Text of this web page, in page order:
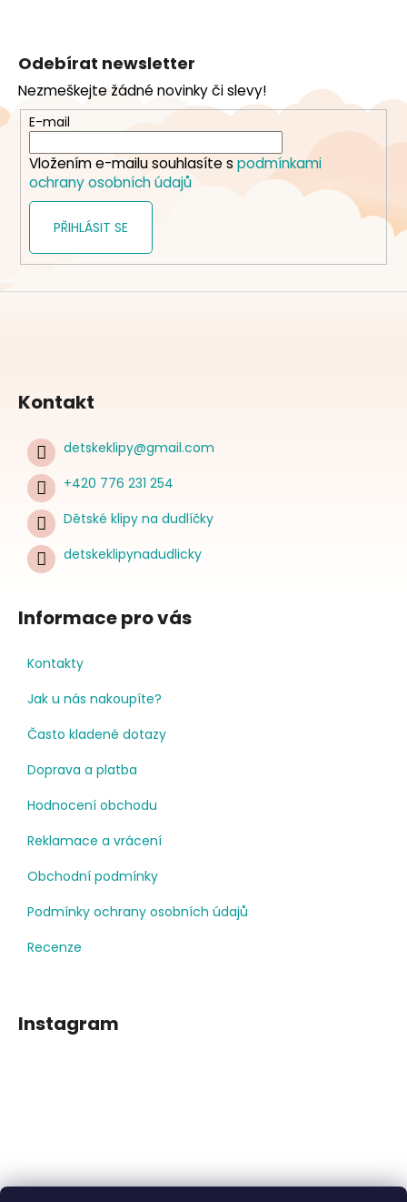
a
t
Odebírat newsletter
Nezmeškejte žádné novinky či slevy!
E-mail
Vložením e-mailu souhlasíte s podmínkami
ochrany osobních údajů
PŘIHLÁSIT SE
Kontakt
detskeklipy@gmail.com
+420 776 231 254
Dětské klipy na dudlíčky
detskeklipynadudlicky
Informace pro vás
Kontakty
Jak u nás nakoupíte?
Často kladené dotazy
Doprava a platba
Hodnocení obchodu
Reklamace a vrácení
Obchodní podmínky
Podmínky ochrany osobních údajů
Recenze
Instagram